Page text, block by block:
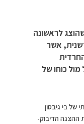
לראשונה
חדשנית, אשר
כוחו של
של בי גיבסון
ההצגה הדיבוק-